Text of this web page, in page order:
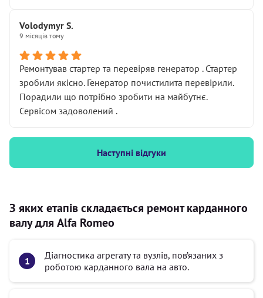
Volodymyr S.
9 місяців тому
Ремонтував стартер та перевіряв генератор . Стартер
зробили якісно. Генератор почистилита перевірили.
Порадили що потрібно зробити на майбутнє.
Сервісом задоволений .
Наступні відгуки
З яких етапів складається ремонт карданного
валу для Alfa Romeo
Діагностика агрегату та вузлів, пов’язаних з
роботою карданного вала на авто.